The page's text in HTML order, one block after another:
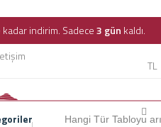
kadar indirim. Sadece3 gün kaldı.
TL